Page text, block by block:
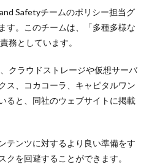
Safetyチームのポリシー担当グ
す。このチームは、「多種多様な
務としています。
クラウドストレージや仮想サーバ
ス、コカコーラ、キャピタルワン
ると、同社のウェブサイトに掲載
テンツに対するより良い準備をす
クを回避することができます。